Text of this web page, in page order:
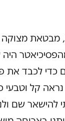
מבטאת
כדי לכבד את
קל וטבעי
להישאר שם